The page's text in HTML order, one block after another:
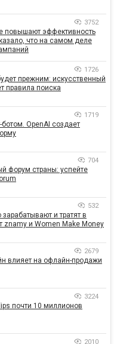
3752
повышают эффективность
что на самом деле
1726
прежним: искусственный
правила поиска
1719
ботом. OpenAI создает
704
форум страны: успейте
532
и тратят в
znamy и Women Make Money
2679
влияет на офлайн-продажи
3224
почти 10 миллионов
2010